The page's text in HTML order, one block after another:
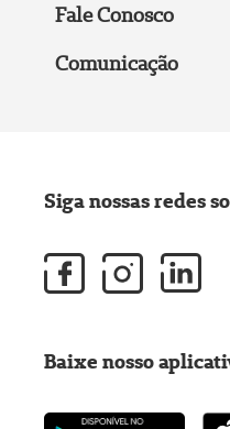
Fale Conosco
Comunicação
Siga nossas redes
Baixe nosso